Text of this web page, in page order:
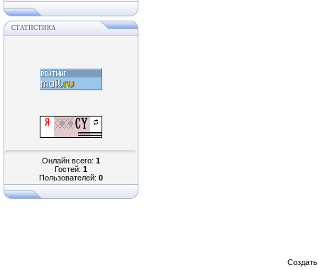
СТАТИСТИКА
Онлайн всего: 1
Гостей: 1
Пользователей: 0